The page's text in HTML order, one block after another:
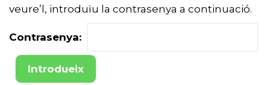
veure’l, introduïu la contrasenya a continuació.
Contrasenya: